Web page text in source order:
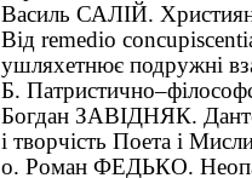
Василь САЛІЙ.
Від remedio
ушляхетнює подружні
Б.
Богдан ЗАВІДНЯК.
і творчість Поета і
о. Роман ФЕДЬКО.